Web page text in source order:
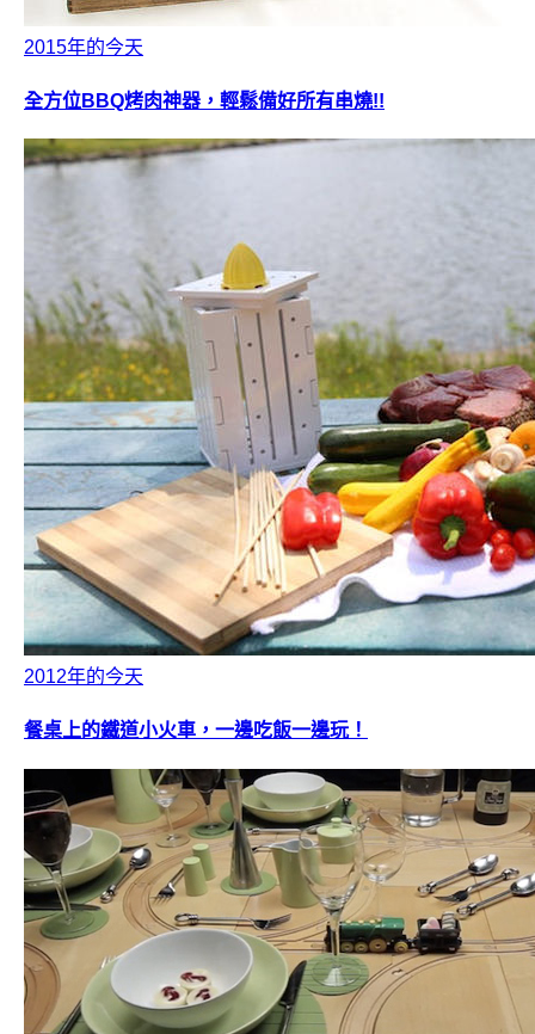
2015年的今天
全方位BBQ烤肉神器，輕鬆備好所有串燒!!
2012年的今天
餐桌上的鐵道小火車，一邊吃飯一邊玩！